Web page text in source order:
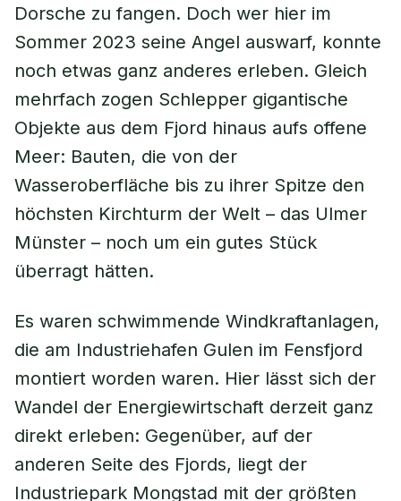
Dorsche zu fangen. Doch wer hier im
Sommer 2023 seine Angel auswarf, konnte
noch etwas ganz anderes erleben. Gleich
mehrfach zogen Schlepper gigantische
Objekte aus dem Fjord hinaus aufs offene
Meer: Bauten, die von der
Wasseroberfläche bis zu ihrer Spitze den
höchsten Kirchturm der Welt – das Ulmer
Münster – noch um ein gutes Stück
überragt hätten.
Es waren schwimmende Windkraftanlagen,
die am Industriehafen Gulen im Fensfjord
montiert worden waren. Hier lässt sich der
Wandel der Energiewirtschaft derzeit ganz
direkt erleben: Gegenüber, auf der
anderen Seite des Fjords, liegt der
Industriepark Mongstad mit der größten